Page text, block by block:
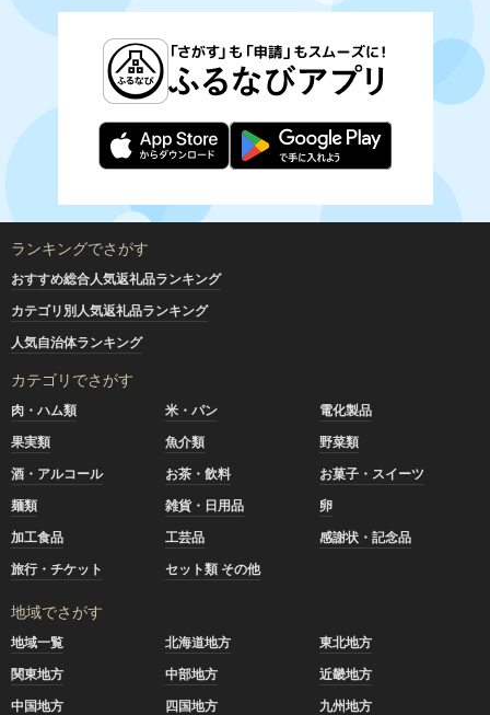
ランキングでさがす
おすすめ総合人気返礼品ランキング
カテゴリ別人気返礼品ランキング
人気自治体ランキング
カテゴリでさがす
肉・ハム類 米・パン
電化製品
果実類
魚介類
野菜類
酒・アルコール
お茶・飲料
お菓子・スイーツ
麺類
雑貨・日用品
卵
加工食品
工芸品
感謝状・記念品
旅行・チケット
セット類 その他
地域でさがす
地域一覧 北海道地方
東北地方
関東地方
中部地方
近畿地方
中国地方
四国地方 九州地方